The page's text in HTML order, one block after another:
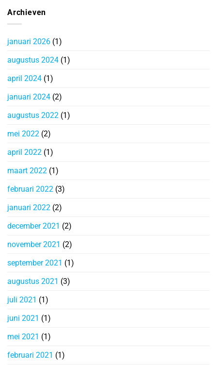
Archieven
januari 2026 (1)
augustus 2024 (1)
april 2024 (1)
januari 2024 (2)
augustus 2022 (1)
mei 2022 (2)
april 2022 (1)
maart 2022 (1)
februari 2022 (3)
januari 2022 (2)
december 2021 (2)
november 2021 (2)
september 2021 (1)
augustus 2021 (3)
juli 2021 (1)
juni 2021 (1)
mei 2021 (1)
februari 2021 (1)